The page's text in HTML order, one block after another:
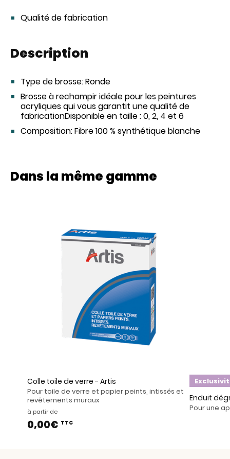
Qualité de fabrication
Description
Type de brosse:Ronde
Brosse à rechampir idéale pour les peintures
acryliques qui vous garantit une qualité de
fabricationDisponible en taille : 0, 2, 4 et 6
Composition:Fibre 100 % synthétique blanche
Dans la même gamme
Colle toile de verre - Artis
Pour toile de verre et papier peints, intissés et
revêtements muraux
à partir de
0,00€ TTC
Enduit
Pour une